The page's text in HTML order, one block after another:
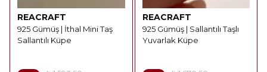
REACRAFT
925 Gümüş | İthal Mini Taş
Sallantılı Küpe
REACRAFT
925 Gümüş | Sallantılı Taşlı
Yuvarlak Küpe